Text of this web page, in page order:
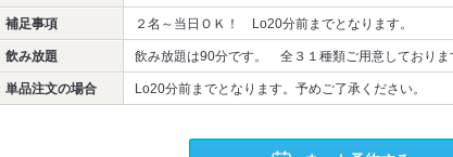
補足事項 ２名～当日ＯＫ！ Lo20分前までとなります。
飲み放題 飲み放題は90分です。 全３１種類ご用意しておりま
単品注文の場合 Lo20分前までとなります。予めご了承ください。